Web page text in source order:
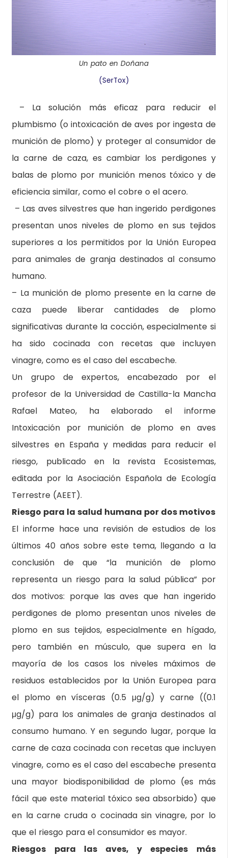
Un pato en Doñana
(SerTox)
– La solución más eficaz para reducir el
plumbismo (o intoxicación de aves por ingesta de
munición de plomo) y proteger al consumidor de
la carne de caza, es cambiar los perdigones y
balas de plomo por munición menos tóxico y de
eficiencia similar, como el cobre o el acero.
– Las aves silvestres que han ingerido perdigones
presentan unos niveles de plomo en sus tejidos
superiores a los permitidos por la Unión Europea
para animales de granja destinados al consumo
humano.
– La munición de plomo presente en la carne de
caza puede liberar cantidades de plomo
significativas durante la cocción, especialmente si
ha sido cocinada con recetas que incluyen
vinagre, como es el caso del escabeche.
Un grupo de expertos, encabezado por el
profesor de la Universidad de Castilla-la Mancha
Rafael Mateo, ha elaborado el informe
Intoxicación por munición de plomo en aves
silvestres en España y medidas para reducir el
riesgo, publicado en la revista Ecosistemas,
editada por la Asociación Española de Ecología
Terrestre (AEET).
Riesgo para la salud humana por dos motivos
El informe hace una revisión de estudios de los
últimos 40 años sobre este tema, llegando a la
conclusión de que “la munición de plomo
representa un riesgo para la salud pública” por
dos motivos: porque las aves que han ingerido
perdigones de plomo presentan unos niveles de
plomo en sus tejidos, especialmente en hígado,
pero también en músculo, que supera en la
mayoría de los casos los niveles máximos de
residuos establecidos por la Unión Europea para
el plomo en vísceras (0.5 μg/g) y carne ((0.1
μg/g) para los animales de granja destinados al
consumo humano. Y en segundo lugar, porque la
carne de caza cocinada con recetas que incluyen
vinagre, como es el caso del escabeche presenta
una mayor biodisponibilidad de plomo (es más
fácil que este material tóxico sea absorbido) que
en la carne cruda o cocinada sin vinagre, por lo
que el riesgo para el consumidor es mayor.
Riesgos para las aves, y especies más